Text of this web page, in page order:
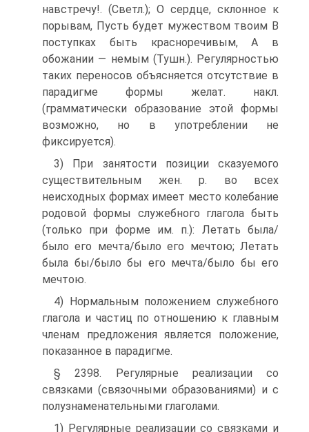
навстречу!. (Светл.); О сердце, склонное к
порывам, Пусть будет мужеством твоим В
поступках быть красноречивым, А в
обожании — немым (Тушн.). Регулярностью
таких переносов объясняется отсутствие в
парадигме формы желат. накл.
(грамматически образование этой формы
возможно, но в употреблении не
фиксируется).
3) При занятости позиции сказуемого
существительным жен. р. во всех
неисходных формах имеет место колебание
родовой формы служебного глагола быть
(только при форме им. п.): Летать была/
было его мечта/было его мечтою; Летать
была бы/было бы его мечта/было бы его
мечтою.
4) Нормальным положением служебного
глагола и частиц по отношению к главным
членам предложения является положение,
показанное в парадигме.
§ 2398. Регулярные реализации со
связками (связочными образованиями) и с
полузнаменательными глаголами.
1) Регулярные реализации со связками и